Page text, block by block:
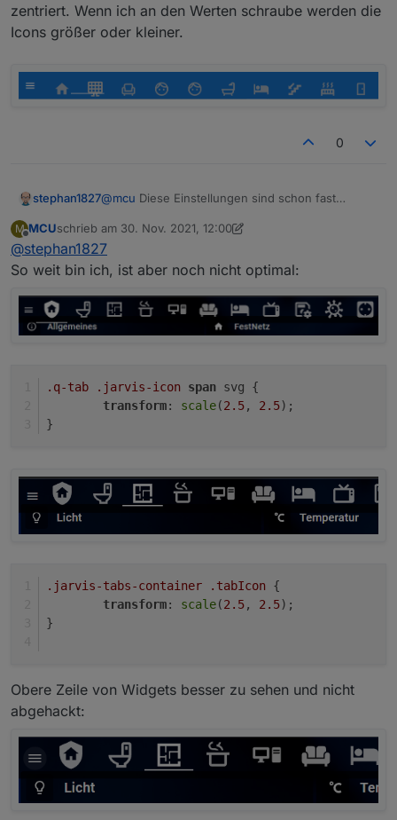
zentriert. Wenn ich an den Werten schraube werden die
Icons größer oder kleiner.
0
stephan1827@mcu Diese Einstellungen sind schon fast
/*
/* Top headers */
.jarvis-tabs-container
	height: 60px;
}
.jarvis-tabs-container svg
	width: 60px;
        padding: 0px 0px 5px 0px;
Allerdings sind die Icons noch leicht nach unten
verschoben und ich bekomme sie einfach nicht
zentriert. Wenn ich an den Werten schraube
werden die Icons größer oder kleiner.
M
Offline
MCUschrieb am 30. Nov. 2021, 12:00
zuletzt editiert von MCU
@stephan1827
So weit bin ich, ist aber noch nicht optimal:
.q-tab .jarvis-icon span svg {
transform: scale(2.5, 2.5);
}
.jarvis-tabs-container .tabIcon {
transform: scale(2.5, 2.5);
}
Obere Zeile von Widgets besser zu sehen und nicht
abgehackt: